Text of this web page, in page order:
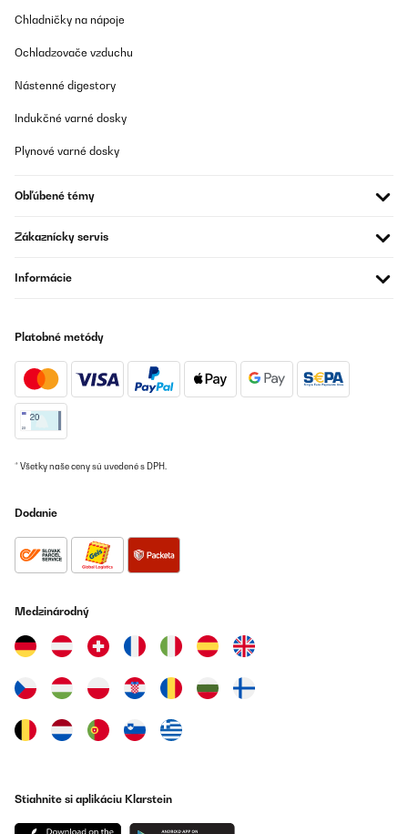
Chladničky na nápoje
Ochladzovače vzduchu
Nástenné digestory
Indukčné varné dosky
Plynové varné dosky
Obľúbené témy
Zákaznícky servis
Informácie
Platobné metódy
* Všetky naše ceny sú uvedené s DPH.
Dodanie
Medzinárodný
Stiahnite si aplikáciu Klarstein